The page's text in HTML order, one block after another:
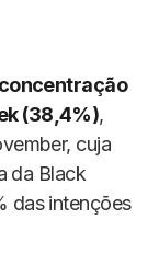
(38,4%),
cuja
da Black
das intenções